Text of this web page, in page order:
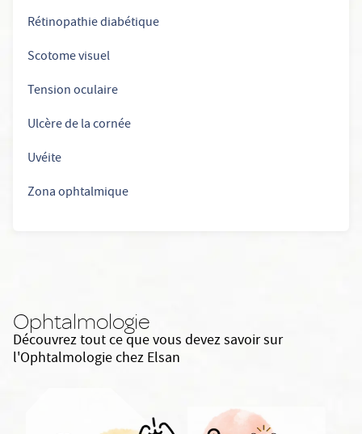
Rétinopathie diabétique
Scotome visuel
Tension oculaire
Ulcère de la cornée
Uvéite
Zona ophtalmique
Ophtalmologie
Découvrez tout ce que vous devez savoir sur
l'Ophtalmologie chez Elsan